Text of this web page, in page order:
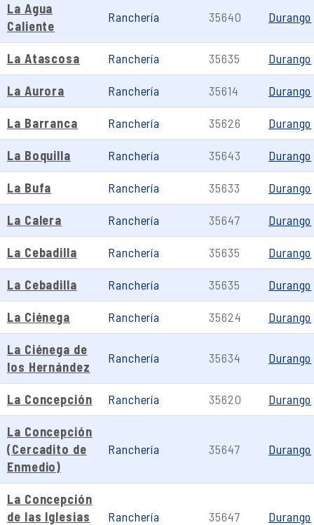
La Agua
Caliente
Ranchería 35640 Durango
La Atascosa Ranchería 35635 Durango
La Aurora Ranchería 35614 Durango
La Barranca Ranchería 35626 Durango
La Boquilla Ranchería 35643 Durango
La Bufa Ranchería 35633 Durango
La Calera Ranchería 35647 Durango
La Cebadilla Ranchería 35635 Durango
La Cebadilla Ranchería 35635 Durango
La Ciénega Ranchería 35624 Durango
La Ciénega de
los Hernández
Ranchería 35634 Durango
La Concepción Ranchería 35620 Durango
La Concepción
(Cercadito de
Enmedio)
Ranchería 35647 Durango
La Concepción
de las Iglesias
Ranchería 35647 Durango